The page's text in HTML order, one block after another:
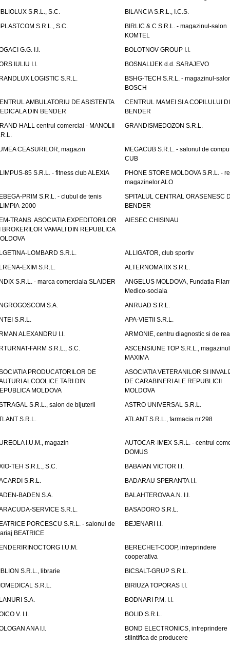
S.R.L., S.C.
BILANCIA S.R.L., I.C.S.
S.R.L., S.C.
BIRLIC & C S.R.L. - magazinul-salon
KOMTEL
G.G. I.I.
BOLOTNOV GROUP I.I.
IULIU I.I.
BOSNALIJEK d.d. SARAJEVO
LOGISTIC S.R.L.
BSHG-TECH S.R.L. - magazinul-
BOSCH
AMBULATORIU DE ASISTENTA
DIN BENDER
CENTRUL MAMEI SI A COPILULUI
BENDER
HALL centrul comercial - MANOLII
GRANDISMEDOZON S.R.L.
CEASURILOR, magazin
MEGACUB S.R.L. - salonul de
CUB
85 S.R.L. - fitness club ALEXIA
PHONE STORE MOLDOVA S.R.L. -
magazinelor ALO
PRIM S.R.L. - clubul de tenis
2000
SPITALUL CENTRAL ORASENESC
BENDER
TRANS. ASOCIATIA EXPEDITORILOR
BROKERILOR VAMALI DIN REPUBLICA
AIESEC CHISINAU
LOMBARD S.R.L.
ALLIGATOR, club sportiv
EXIM S.R.L.
ALTERNOMATIX S.R.L.
S.R.L. - marca comerciala SLAIDER
ANGELUS MOLDOVA, Fundatia
Medico-sociala
S.A.
ANRUAD S.R.L.
S.R.L.
APA-VIETII S.R.L.
ALEXANDRU I.I.
ARMONIE, centru diagnostic si de
FARM S.R.L., S.C.
ASCENSIUNE TOP S.R.L., magazinul
MAXIMA
PRODUCATORILOR DE
ALCOOLICE TARI DIN
MOLDOVA
ASOCIATIA VETERANILOR SI
DE CARABINERI ALE REPUBLICII
MOLDOVA
S.R.L., salon de bijuterii
ASTRO UNIVERSAL S.R.L.
S.R.L.
ATLANT S.R.L., farmacia nr.298
I.U.M., magazin
AUTOCAR-IMEX S.R.L. - centrul
DOMUS
TEH S.R.L., S.C.
BABAIAN VICTOR I.I.
S.R.L.
BADARAU SPERANTA I.I.
BADEN S.A.
BALAHTEROVA A.N. I.I.
SERVICE S.R.L.
BASADORO S.R.L.
PORCESCU S.R.L. - salonul de
BEATRICE
BEJENARI I.I.
I.U.M.
BERECHET-COOP, intreprindere
cooperativa
S.R.L., librarie
BICSALT-GRUP S.R.L.
S.R.L.
BIRIUZA TOPORAS I.I.
S.A.
BODNARI P.M. I.I.
V. I.I.
BOLID S.R.L.
ANA I.I.
BOND ELECTRONICS, intreprindere
stiintifica de producere